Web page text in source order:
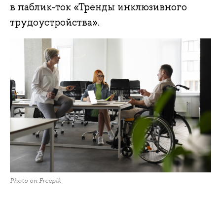
в паблик-ток «Тренды инклюзивного
трудоустройства».
Photo on Freepik